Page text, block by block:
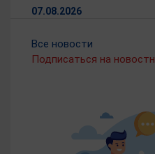
07.08.2026
В Иванове
имени Александра
В Музейно-
финальное
Все новости
Подписаться на